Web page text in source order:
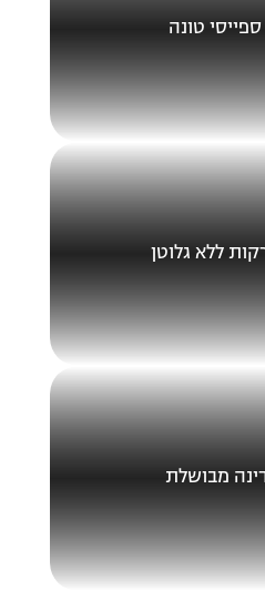
טונה
ללא גלוטן
מבושלת